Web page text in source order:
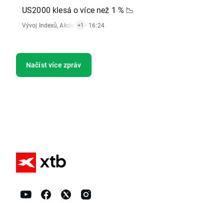
US2000 klesá o více než 1 % 📉
Vývoj Indexů,Akciový Trh
+1 · 16:24
Načíst více zpráv